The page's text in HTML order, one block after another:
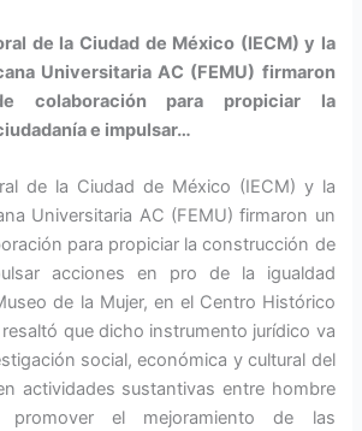
de la Ciudad de México (IECM) y la
Universitaria AC (FEMU) firmaron
colaboración para propiciar la
e impulsar…
de la Ciudad de México (IECM) y la
Universitaria AC (FEMU) firmaron un
para propiciar la construcción de
acciones en pro de la igualdad
de la Mujer, en el Centro Histórico
que dicho instrumento jurídico va
social, económica y cultural del
actividades sustantivas entre hombre
el mejoramiento de las